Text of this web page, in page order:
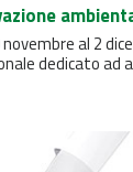
al 2
dedicato